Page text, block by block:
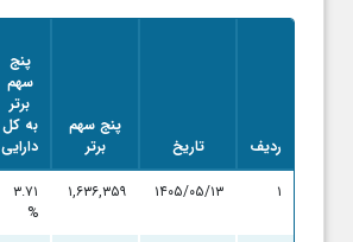
ردیف تاریخ
پنج سهم
برتر
پنج
سهم
برتر
به کل
دارایی
۱
۱۴۰۵/۰۵/۱۳ ۱,۶۳۶,۳۵۹
۳.۷۱
%